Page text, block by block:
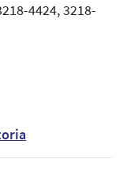
4424, 3218-